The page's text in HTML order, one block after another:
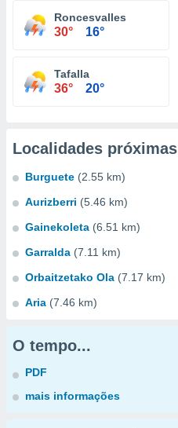
Roncesvalles
30° 16°
Tafalla
36° 20°
Localidades próximas
Burguete (2.55 km)
Aurizberri (5.46 km)
Gainekoleta (6.51 km)
Garralda (7.11 km)
Orbaitzetako Ola (7.17 km)
Aria (7.46 km)
O tempo...
PDF
mais informações